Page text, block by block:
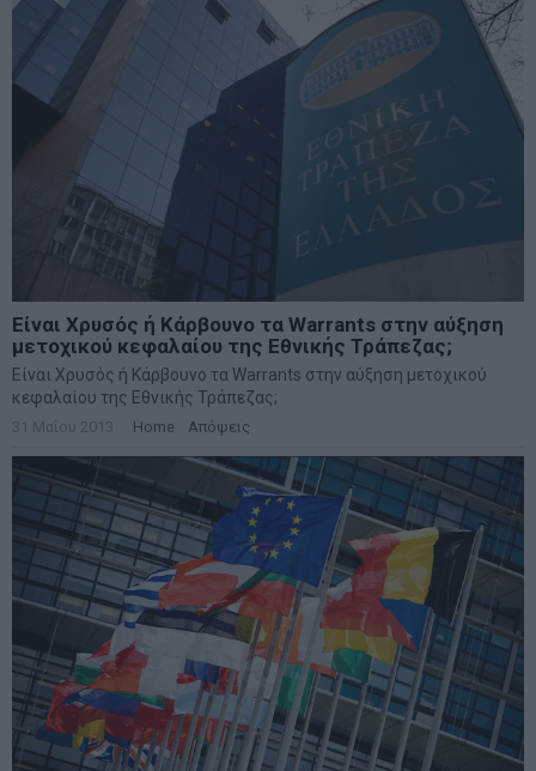
Είναι Χρυσός ή Κάρβουνο τα Warrants στην αύξηση
μετοχικού κεφαλαίου της Εθνικής Τράπεζας;
Είναι Χρυσός ή Κάρβουνο τα Warrants στην αύξηση μετοχικού
κεφαλαίου της Εθνικής Τράπεζας;
31 Μαΐου 2013 Home Απόψεις